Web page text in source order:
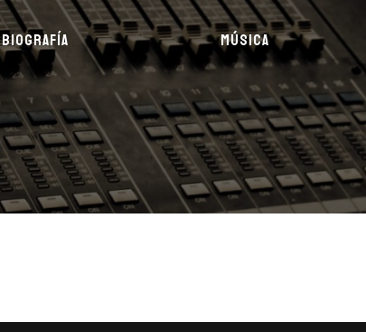
BIOGRAFÍA MÚSICA